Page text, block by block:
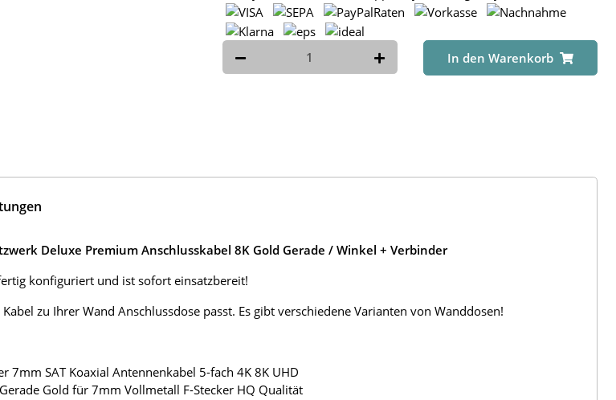
In den Warenkorb
Deluxe Premium Anschlusskabel 8K Gold Gerade / Winkel + Verbinder
konfiguriert und ist sofort einsatzbereit!
zu Ihrer Wand Anschlussdose passt. Es gibt verschiedene Varianten von Wanddosen!
7mm SAT Koaxial Antennenkabel 5-fach 4K 8K UHD
Gold für 7mm Vollmetall F-Stecker HQ Qualität